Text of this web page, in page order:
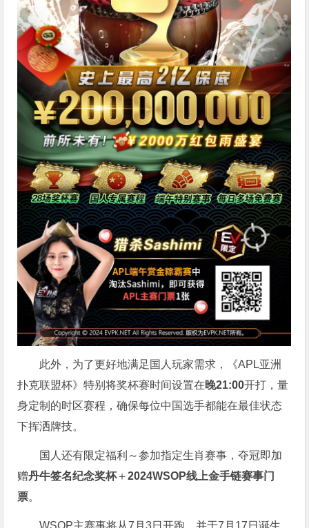
此外，为了更好地满足国人玩家需求，《APL亚洲
扑克联盟杯》特别将奖杯赛时间设置在晚21:00开打，量
身定制的时区赛程，确保每位中国选手都能在最佳状态
下挥洒牌技。
国人还有限定福利～参加指定生肖赛事，夺冠即加
赠丹牛签名纪念奖杯＋2024WSOP线上金手链赛事门
票。